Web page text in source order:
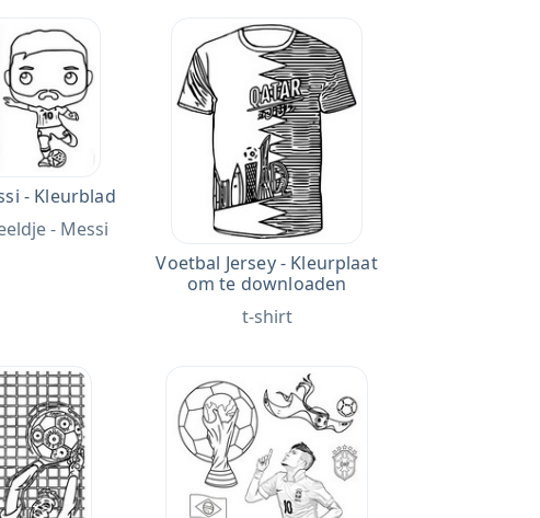
- Kleurblad
- Messi
Voetbal Jersey - Kleurplaat
om te downloaden
t-shirt